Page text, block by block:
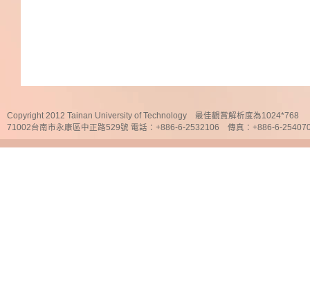
Copyright 2012 Tainan University of Technology 最佳觀賞解析度為1024*768
71002台南市永康區中正路529號 電話：+886-6-2532106 傳真：+886-6-